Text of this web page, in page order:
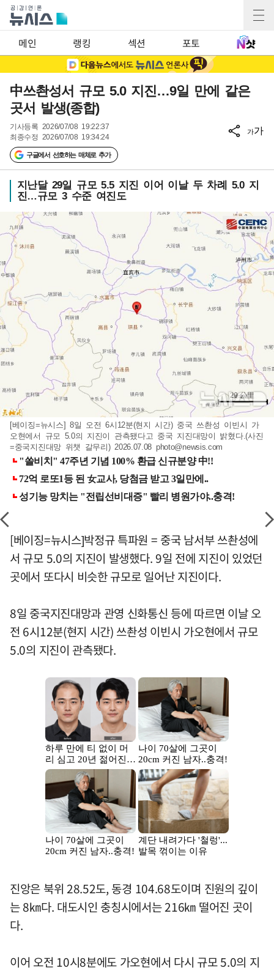
메인 랭킹 섹션 포토
中쓰촨성서 규모 5.0 지진…9일 만에 같은
곳서 발생(종합)
기사등록 2026/07/08 19:22:37
최종수정 2026/07/08 19:34:24
구글에서 선호하는 매체로 추가
가가
지난달 29일 규모 5.5 지진 이어 이날 두 차례 5.0 지
진…규모 3 수준 여진도
[베이징=뉴시스] 8일 오전 6시12분(현지 시간) 중국 쓰촨성 이빈시 가
오현에서 규모 5.0의 지진이 관측됐다고 중국 지진대망이 밝혔다.(사진
=중국지진대망 위챗 갈무리) 2026.07.08 photo@newsis.com
[베이징=뉴시스]박정규 특파원 = 중국 남서부 쓰촨성에
서 규모 5.0의 지진이 발생했다. 9일 전에 지진이 있었던
곳에서 또다시 비슷한 규모로 일어난 지진이다.
8일 중국지진대망과 관영 신화통신 등에 따르면 이날 오
전 6시12분(현지 시간) 쓰촨성 이빈시 가오현에서 규모
5.0의 지진이 관측됐다.
진앙은 북위 28.52도, 동경 104.68도이며 진원의 깊이
는 8㎞다. 대도시인 충칭시에서는 216㎞ 떨어진 곳이
다.
이어 오전 10시8분에도 가오현에서 다시 규모 5.0의 지